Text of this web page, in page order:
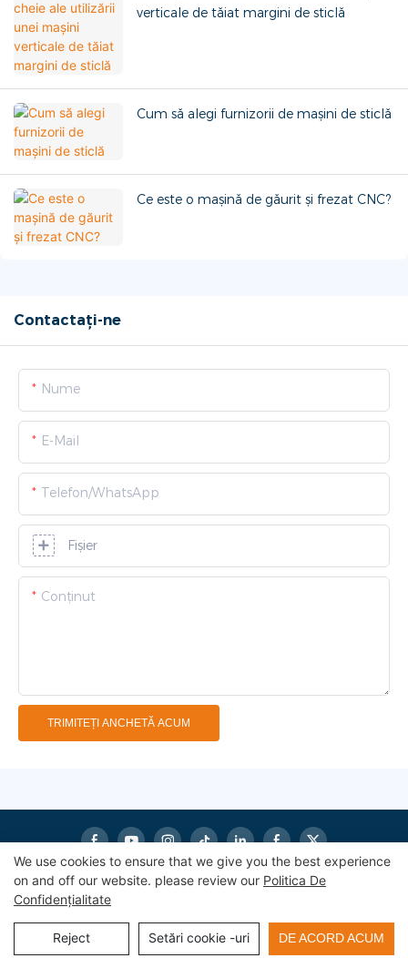
verticale de tăiat margini de sticlă
Cum să alegi furnizorii de mașini de sticlă
Ce este o mașină de găurit și frezat CNC?
Contactați-ne
Nume
E-Mail
Telefon/WhatsApp
Fişier
Conţinut
TRIMITEȚI ANCHETĂ ACUM
Drepturi de autor © 2025
Politica de confidențialitate
We use cookies to ensure that we give you the best experience
on and off our website. please review our Politica De
Confidențialitate
Reject Setări cookie -uri DE ACORD ACUM